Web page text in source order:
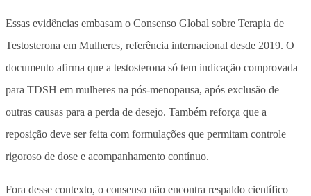
Essas evidências embasam o Consenso Global sobre Terapia de
Testosterona em Mulheres, referência internacional desde 2019. O
documento afirma que a testosterona só tem indicação comprovada
para TDSH em mulheres na pós-menopausa, após exclusão de
outras causas para a perda de desejo. Também reforça que a
reposição deve ser feita com formulações que permitam controle
rigoroso de dose e acompanhamento contínuo.
Fora desse contexto, o consenso não encontra respaldo científico